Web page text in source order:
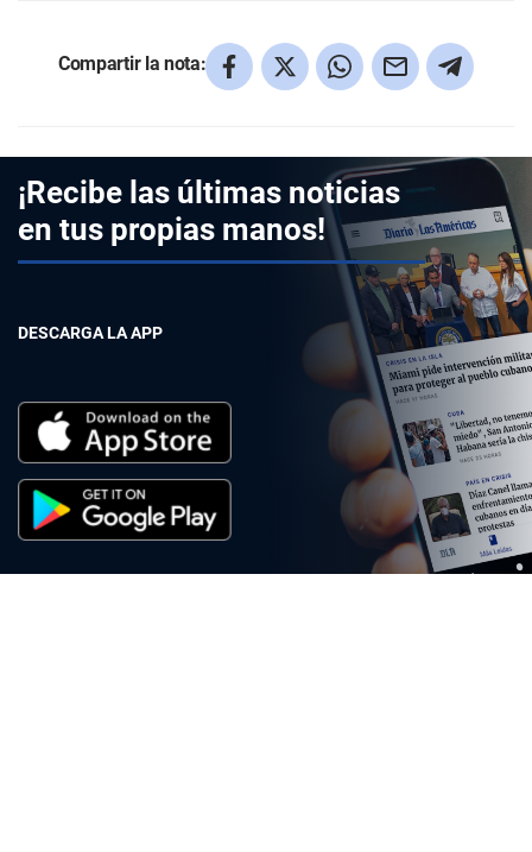
Compartir la nota:
¡Recibe las últimas noticias
en tus propias manos!
DESCARGA LA APP